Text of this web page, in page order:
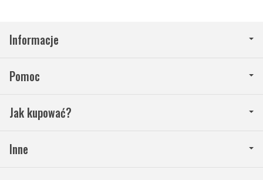
Informacje
Pomoc
Jak kupować?
Inne